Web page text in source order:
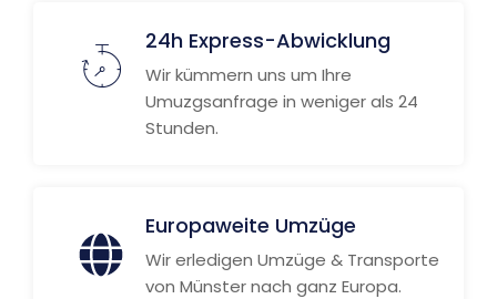
24h Express-Abwicklung
Wir kümmern uns um Ihre
Umuzgsanfrage in weniger als 24
Stunden.
Europaweite Umzüge
Wir erledigen Umzüge & Transporte
von Münster nach ganz Europa.